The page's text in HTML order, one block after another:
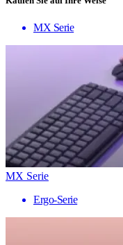
MX Serie
MX Serie
Ergo-Serie